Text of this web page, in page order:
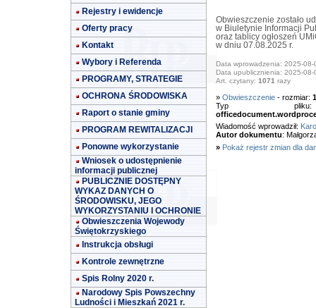
Rejestry i ewidencje
Oferty pracy
Kontakt
Wybory i Referenda
PROGRAMY, STRATEGIE
OCHRONA ŚRODOWISKA
Raport o stanie gminy
PROGRAM REWITALIZACJI
Ponowne wykorzystanie
Wniosek o udostępnienie
informacji publicznej
PUBLICZNIE DOSTĘPNY
WYKAZ DANYCH O
ŚRODOWISKU, JEGO
WYKORZYSTANIU I OCHRONIE
Obwieszczenia Wojewody
Świętokrzyskiego
Instrukcja obsługi
Kontrole zewnętrzne
Spis Rolny 2020 r.
Narodowy Spis Powszechny
Ludności i Mieszkań 2021 r.
Obwieszczenie zostało
w Biuletynie Informacji
oraz tablicy ogłoszeń
w dniu 07.08.2025 r.
Data wprowadzenia: 2025-08-
Data upublicznienia: 2025-08-
Art. czytany: 1071razy
» Obwieszczenie- rozmiar:
Typ
Wiadomość wprowadził:
Autor dokumentu:
» Pokaż rejestr zmian dla